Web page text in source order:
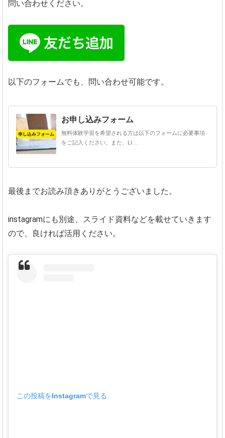
問い合わせください。
以下のフォームでも、問い合わせ可能です。
お申し込みフォーム
無料体験学習を希望される方は以下のフォームに必要事項
をご記入ください。また、LI ...
最後までお読み頂きありがとうございました。
instagramにも別途、スライド資料などを載せていきます
ので、良ければ活用ください。
この投稿をInstagramで見る